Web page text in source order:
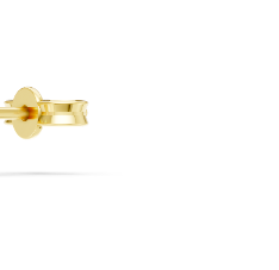
TAMTUR YÜZÜK